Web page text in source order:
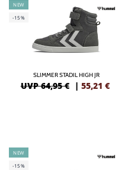
NEW
-15%
SLIMMER STADIL HIGH JR
UVP 64,95 € | 55,21 €
NEW
-15%